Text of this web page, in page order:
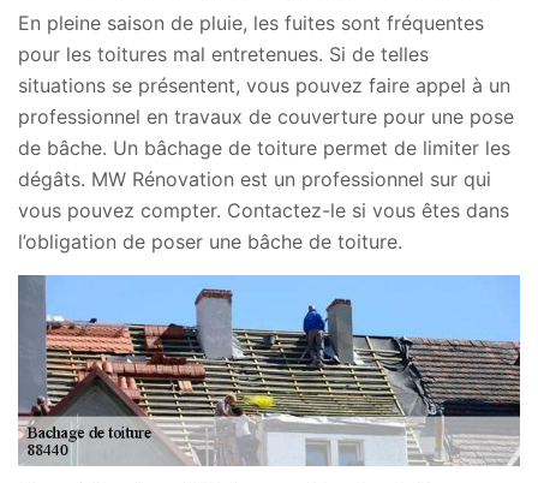
En pleine saison de pluie, les fuites sont fréquentes
pour les toitures mal entretenues. Si de telles
situations se présentent, vous pouvez faire appel à un
professionnel en travaux de couverture pour une pose
de bâche. Un bâchage de toiture permet de limiter les
dégâts. MW Rénovation est un professionnel sur qui
vous pouvez compter. Contactez-le si vous êtes dans
l’obligation de poser une bâche de toiture.